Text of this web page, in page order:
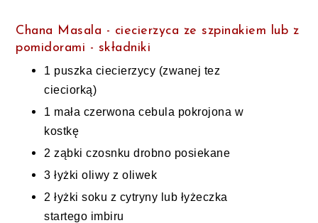
Chana Masala - ciecierzyca ze szpinakiem lub z
pomidorami - składniki
1 puszka ciecierzycy (zwanej tez
cieciorką)
1 mała czerwona cebula pokrojona w
kostkę
2 ząbki czosnku drobno posiekane
3 łyżki oliwy z oliwek
2 łyżki soku z cytryny lub łyżeczka
startego imbiru